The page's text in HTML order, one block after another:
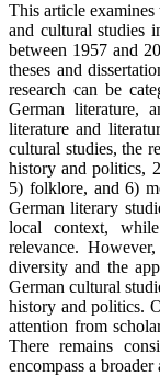
This article
and cultural studies
between 1957 and
theses and
research can be
German literature,
literature and
cultural studies, the
history and politics,
5) folklore, and 6)
German literary
local context,
relevance.
diversity and the
German cultural
history and politics.
attention from
There remains
encompass a